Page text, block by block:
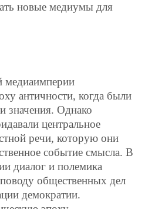
новые медиумы для
медиаимперии
античности, когда были
значения. Однако
центральное
речи, которую они
событие смысла. В
диалог и полемика
общественных дел
демократии.